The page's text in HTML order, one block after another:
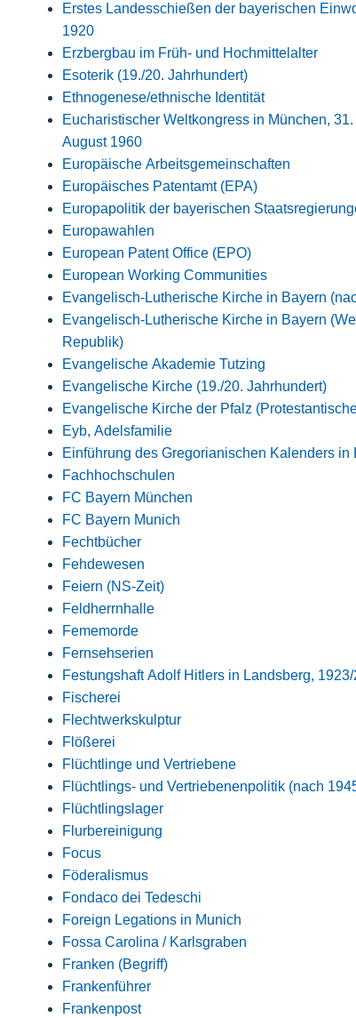
Erstes Landesschießen der bayerischen
1920
Erzbergbau im Früh- und Hochmittelalter
Esoterik (19./20. Jahrhundert)
Ethnogenese/ethnische Identität
Eucharistischer Weltkongress in München,
August 1960
Europäische Arbeitsgemeinschaften
Europäisches Patentamt (EPA)
Europapolitik der bayerischen
Europawahlen
European Patent Office (EPO)
European Working Communities
Evangelisch-Lutherische Kirche in Bayern
Evangelisch-Lutherische Kirche in Bayern
Republik)
Evangelische Akademie Tutzing
Evangelische Kirche (19./20. Jahrhundert)
Evangelische Kirche der Pfalz
Eyb, Adelsfamilie
Einführung des Gregorianischen Kalenders in
Fachhochschulen
FC Bayern München
FC Bayern Munich
Fechtbücher
Fehdewesen
Feiern (NS-Zeit)
Feldherrnhalle
Fememorde
Fernsehserien
Festungshaft Adolf Hitlers in Landsberg,
Fischerei
Flechtwerkskulptur
Flößerei
Flüchtlinge und Vertriebene
Flüchtlings- und Vertriebenenpolitik (nach
Flüchtlingslager
Flurbereinigung
Focus
Föderalismus
Fondaco dei Tedeschi
Foreign Legations in Munich
Fossa Carolina / Karlsgraben
Franken (Begriff)
Frankenführer
Frankenpost